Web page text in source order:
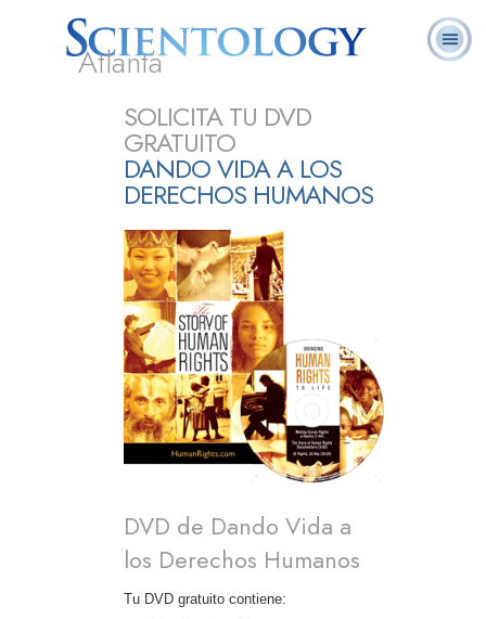
Atlanta
Hubbard
Scientology?
Voluntarios
SOLICITA TU DVD
GRATUITO
DANDO VIDA A LOS
DERECHOS HUMANOS
DVD de Dando Vida a
los Derechos Humanos
Tu DVD gratuito contiene: